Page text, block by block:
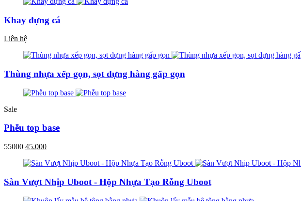
Khay đựng cá
Liên hệ
Thùng nhựa xếp gọn, sọt đựng hàng gấp gọn
Sale
Phễu top base
55000 45.000
Sàn Vượt Nhịp Uboot - Hộp Nhựa Tạo Rỗng Uboot